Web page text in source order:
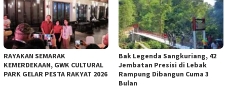
RAYAKAN SEMARAK
KEMERDEKAAN, GWK CULTURAL
PARK GELAR PESTA RAKYAT 2026
Bak Legenda Sangkuriang, 42
Jembatan Presisi di Lebak
Rampung Dibangun Cuma 3
Bulan